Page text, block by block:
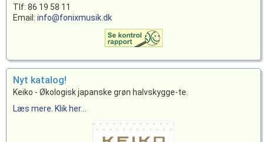
Tlf: 86 19 58 11
Email: info@fonixmusik.dk
Nyt katalog!
Keiko - Økologisk japanske grøn halvskygge-te.
Læs mere. Klik her...